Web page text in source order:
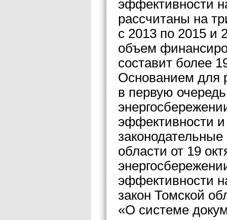
эффективности
рассчитаны на
с 2013 по 2015 и
объем
составит более
Основанием для
в первую
эффективности
области от 19
эффективности
закон Томской
«О системе